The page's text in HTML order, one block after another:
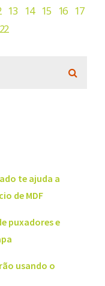
13 14 15 16 17
22
te ajuda a
de MDF
puxadores e
usando o